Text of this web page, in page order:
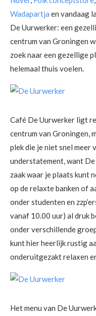
Wadapartja en vandaag
De Uurwerker: een
centrum van Groningen
zoek naar een gezellige
helemaal thuis voelen.
Café De Uurwerker ligt
centrum van Groningen,
plek die je niet snel meer
understatement, want
zaak waar je plaats kunt
op de relaxte banken of
onder studenten en
vanaf 10.00 uur) al druk
onder verschillende
kunt hier heerlijk rustig
onderuitgezakt relaxen
Het menu van De